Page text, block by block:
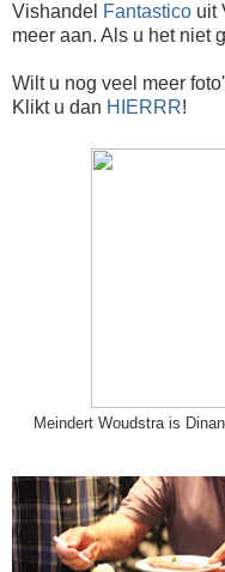
Vishandel Fantastico uit
meer aan. Als u het niet
Wilt u nog veel meer
Klikt u dan HIERRR!
Meindert Woudstra is